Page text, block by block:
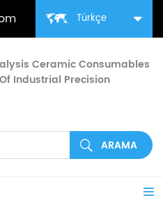
Türkçe
Ceramic Consumables
Industrial Precision